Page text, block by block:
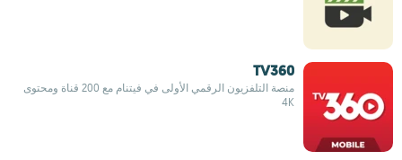
TV360
منصة التلفزيون الرقمي الأولى في فيتنام مع 200 قناة ومحتوى
4K